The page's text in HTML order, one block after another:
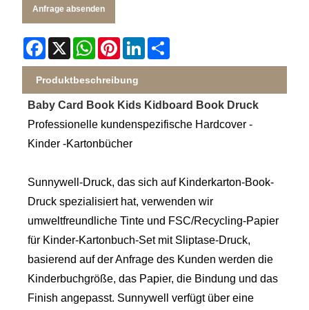
Anfrage absenden
Facebook
X WhatsApp
PinterestLinkedIn
Produktbeschreibung
Baby Card Book Kids Kidboard Book Druck
Professionelle kundenspezifische Hardcover -
Kinder -Kartonbücher
Sunnywell-Druck, das sich auf Kinderkarton-Book-
Druck spezialisiert hat, verwenden wir
umweltfreundliche Tinte und FSC/Recycling-Papier
für Kinder-Kartonbuch-Set mit Sliptase-Druck,
basierend auf der Anfrage des Kunden werden die
Kinderbuchgröße, das Papier, die Bindung und das
Finish angepasst. Sunnywell verfügt über eine